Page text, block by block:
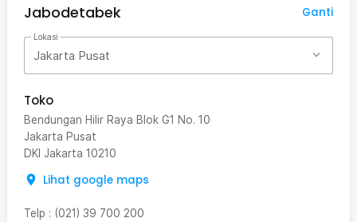
Jabodetabek
Ganti
Lokasi
Jakarta Pusat
Toko
Bendungan Hilir Raya Blok G1 No. 10
Jakarta Pusat
DKI Jakarta 10210
Lihat google maps
Telp : (021) 39 700 200